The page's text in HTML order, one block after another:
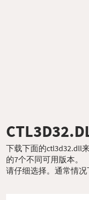
下载下面的ctl3d32.dll
的7个不同可用版本。
请仔细选择。通常情况